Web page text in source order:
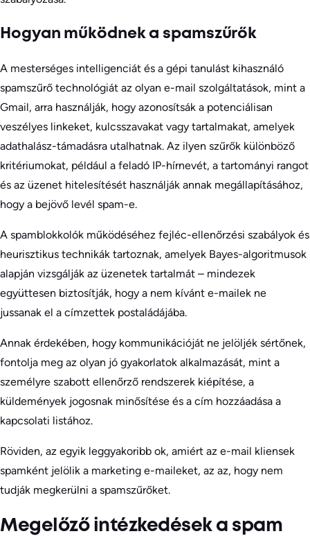
Hogyan működnek a spamszűrők
A mesterséges intelligenciát és a gépi tanulást kihasználó
spamszűrő technológiát az olyan e-mail szolgáltatások, mint a
Gmail, arra használják, hogy azonosítsák a potenciálisan
veszélyes linkeket, kulcsszavakat vagy tartalmakat, amelyek
adathalász-támadásra utalhatnak. Az ilyen szűrők különböző
kritériumokat, például a feladó IP-hírnevét, a tartományi rangot
és az üzenet hitelesítését használják annak megállapításához,
hogy a bejövő levél spam-e.
A spamblokkolók működéséhez fejléc-ellenőrzési szabályok és
heurisztikus technikák tartoznak, amelyek Bayes-algoritmusok
alapján vizsgálják az üzenetek tartalmát – mindezek
együttesen biztosítják, hogy a nem kívánt e-mailek ne
jussanak el a címzettek postaládájába.
Annak érdekében, hogy kommunikációját ne jelöljék sértőnek,
fontolja meg az olyan jó gyakorlatok alkalmazását, mint a
személyre szabott ellenőrző rendszerek kiépítése, a
küldemények jogosnak minősítése és a cím hozzáadása a
kapcsolati listához.
Röviden, az egyik leggyakoribb ok, amiért az e-mail kliensek
spamként jelölik a marketing e-maileket, az az, hogy nem
tudják megkerülni a spamszűrőket.
Megelőző intézkedések a spam